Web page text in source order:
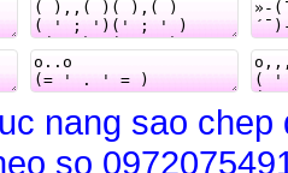
nang sao
so